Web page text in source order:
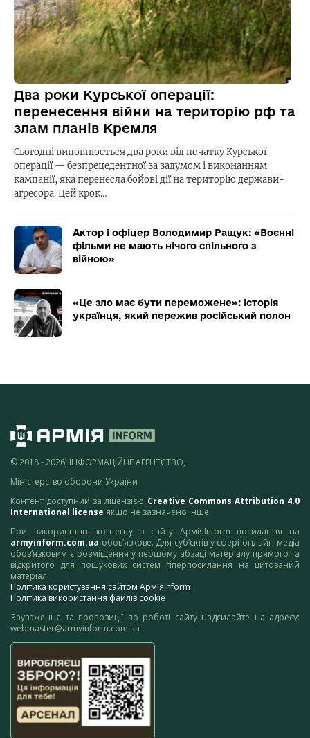
Два роки Курської операції:
перенесення війни на територію рф та
злам планів Кремля
Сьогодні виповнюється два роки від початку Курської
операції — безпрецедентної за задумом і виконанням
кампанії, яка перенесла бойові дії на територію держави-
агресора. Цей крок…
Актор і офіцер Володимир Ращук: «Воєнні
фільми не мають нічого спільного з
війною»
«Це зло має бути переможене»: історія
українця, який пережив російський полон
© 2018 - 2026, ІНФОРМАЦІЙНЕ АГЕНТСТВО,
Міністерство оборони України
Контент доступний за ліцензією Creative Commons Attribution 4.0
International license якщо не зазначено інше.
При використанні контенту з сайту АрміяInform посилання на
armyinform.com.ua обов’язкове. Для суб’єктів у сфері онлайн-медіа
обов’язковим є розміщення у першому абзаці матеріалу прямого та
відкритого для пошукових систем гіперпосилання на цитований
матеріал.
Політика користування сайтом АрміяInform
Політика використання файлів cookie
Зауваження та пропозиції по роботі сайту надсилайте на адресу:
webmaster@armyinform.com.ua